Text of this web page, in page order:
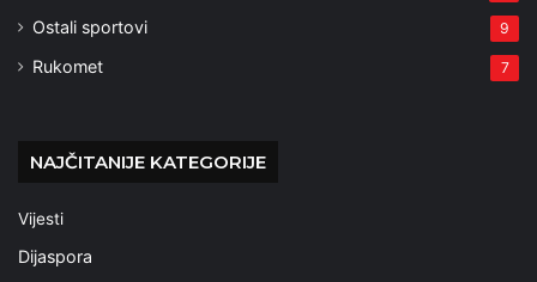
Ostali sportovi 9
Rukomet 7
NAJČITANIJE KATEGORIJE
Vijesti
Dijaspora